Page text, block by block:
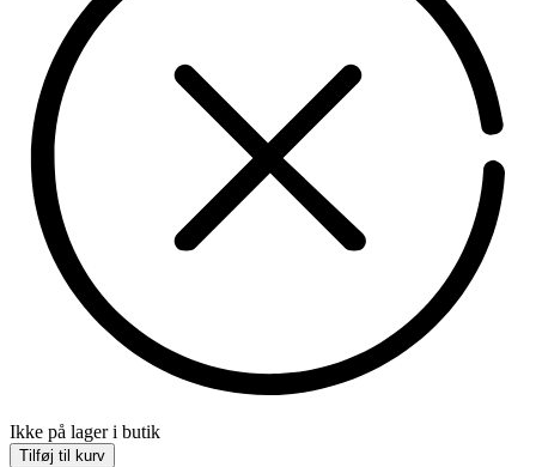
Ikke på lager i butik
Tilføj til kurv